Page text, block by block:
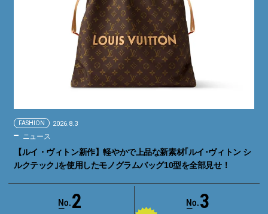
FASHION 2026.8.3
ニュース
【ルイ・ヴィトン新作】軽やかで上品な新素材｢ルイ･ヴィトン シ
ルクテック｣を使用したモノグラムバッグ10型を全部見せ！
2 3